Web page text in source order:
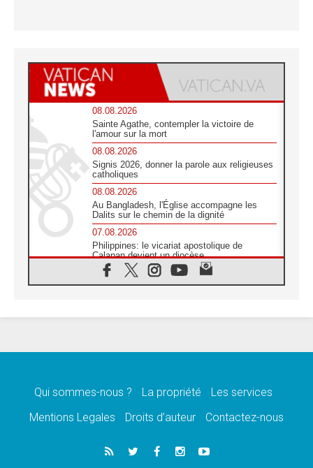
08.08.2026
Sainte Agathe, contempler la victoire de
l'amour sur la mort
08.08.2026
Signis 2026, donner la parole aux religieuses
catholiques
08.08.2026
Au Bangladesh, l'Église accompagne les
Dalits sur le chemin de la dignité
07.08.2026
Philippines: le vicariat apostolique de
Calapan devient un diocèse
07.08.2026
Congo-Brazzaville : le 15 août, entre
une signature»
Le programme du voyage apostolique du
07.08.2026
1ère Conférence continentale sur l'éducation
Qui sommes-nous ? La propriété
Les services
Mentions Legales
Droits d’auteur Contactez-nous